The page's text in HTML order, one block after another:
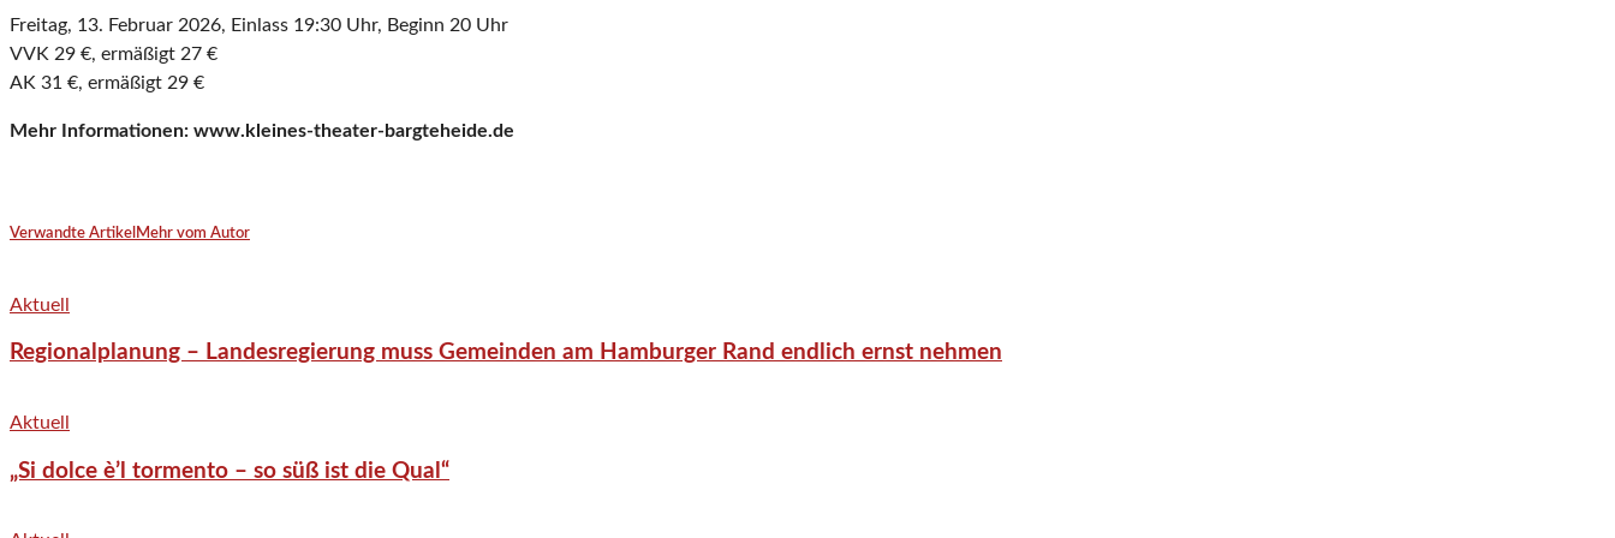
Freitag, 13. Februar 2026, Einlass 19:30 Uhr, Beginn 20 Uhr
VVK 29 €, ermäßigt 27 €
AK 31 €, ermäßigt 29 €
Mehr Informationen: www.kleines-theater-bargteheide.de
Verwandte Artikel Mehr vom Autor
Aktuell
Regionalplanung – Landesregierung muss Gemeinden am Hamburger Rand endlich ernst nehmen
Aktuell
„Si dolce è’l tormento – so süß ist die Qual“